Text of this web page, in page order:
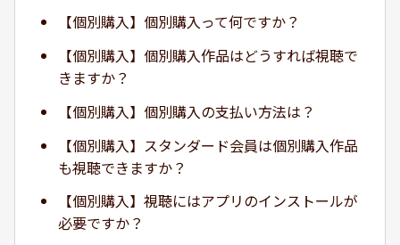
【個別購入】個別購入って何ですか？
【個別購入】個別購入作品はどうすれば視聴で
きますか？
【個別購入】個別購入の支払い方法は？
【個別購入】スタンダード会員は個別購入作品
も視聴できますか？
【個別購入】視聴にはアプリのインストールが
必要ですか？